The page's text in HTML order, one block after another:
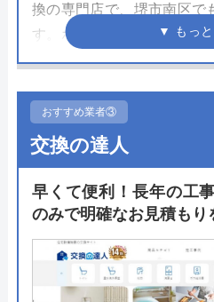
換の専門店で、堺市南区で
す。ホームページでは商品
たリフォームプランが多数
認してみてください。
リライブではトイレ以外の
も可能で、その際には1日
すが同時工事割引を適用で
ンション内の友人同士でも
イントです。
おすすめ業者③
交換の達人
早くて便利！長年の工
のみで明確なお見積もり